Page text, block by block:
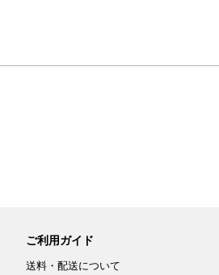
ご利用ガイド
送料・配送について